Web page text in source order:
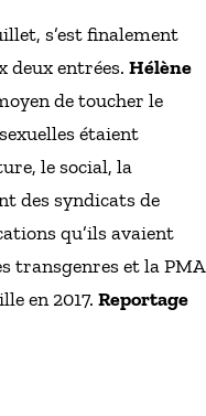
s’est finalement
deux entrées. Hélène
de toucher le
étaient
le social, la
des syndicats de
qu’ils avaient
transgenres et la PMA
en 2017. Reportage